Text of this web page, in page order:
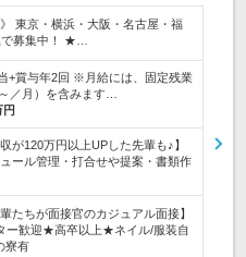
東京・横浜・大阪・名古屋・福
で募集中！ ★…
+賞与年2回 ※月給には、固定残業
／月）を含みます…
が120万円以上UPした先輩も♪】
ール管理・打合せや提案・書類作
たちが面接官のカジュアル面接】
ー歓迎★高卒以上★ネイル/服装自
寮有